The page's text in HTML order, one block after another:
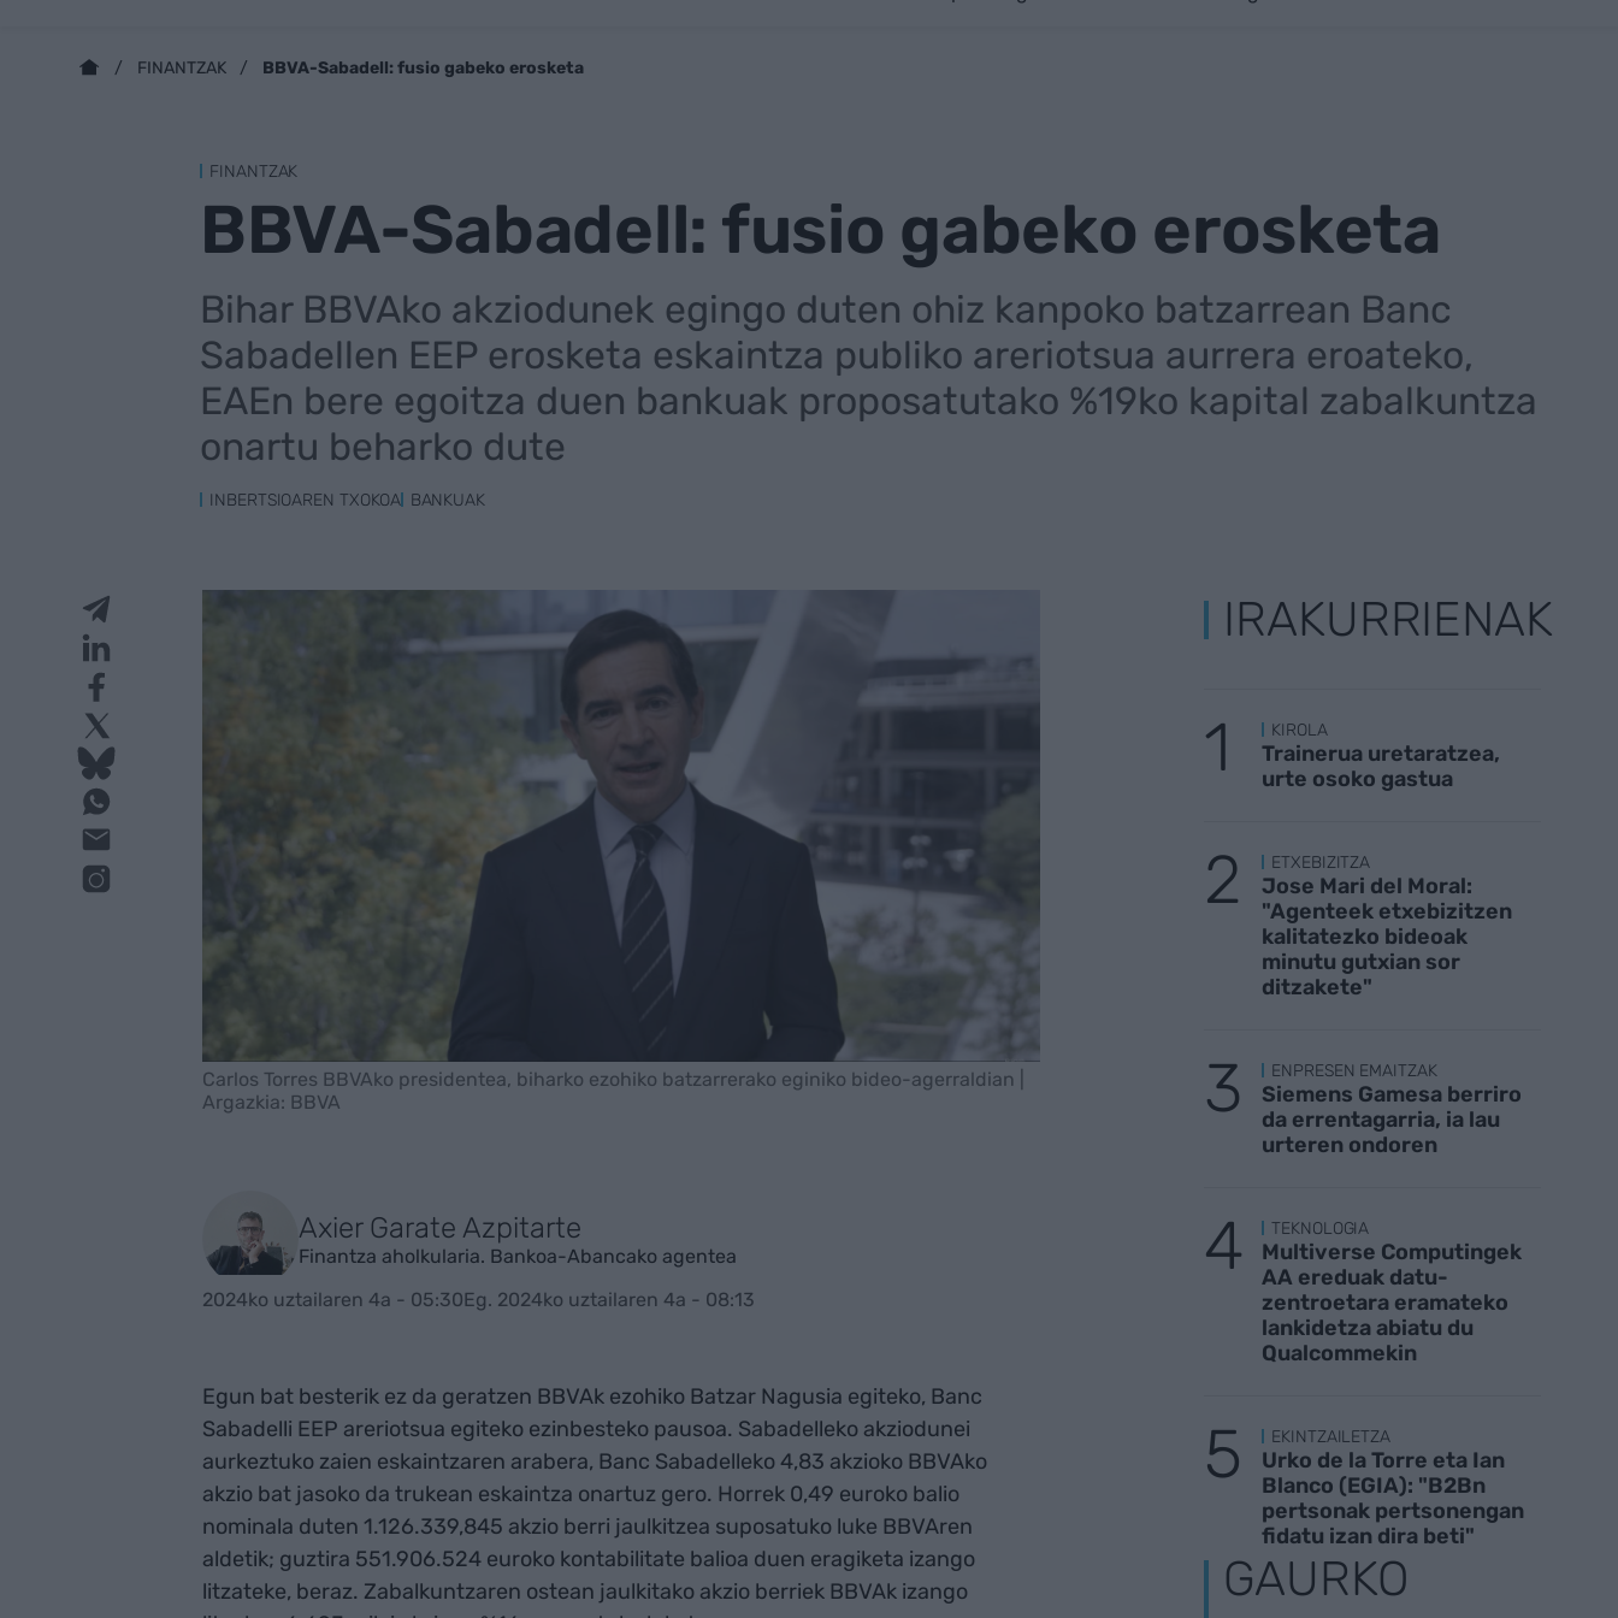
FINANTZAK BBVA-Sabadell: fusio gabeko erosketa
FINANTZAK
BBVA-Sabadell: fusio gabeko erosketa
Bihar BBVAko akziodunek egingo duten ohiz kanpoko batzarrean Banc
Sabadellen EEP erosketa eskaintza publiko areriotsua aurrera eroateko,
EAEn bere egoitza duen bankuak proposatutako %19ko kapital zabalkuntza
onartu beharko dute
INBERTSIOAREN TXOKOA BANKUAK
Carlos Torres BBVAko presidentea, biharko ezohiko batzarrerako eginiko bideo-agerraldian |
Argazkia: BBVA
Axier Garate Azpitarte
Finantza aholkularia. Bankoa-Abancako agentea
2024ko uztailaren 4a - 05:30Eg. 2024ko uztailaren 4a - 08:13
Egun bat besterik ez da geratzen BBVAk ezohiko Batzar Nagusia egiteko, Banc
Sabadelli EEP areriotsua egiteko ezinbesteko pausoa. Sabadelleko akziodunei
aurkeztuko zaien eskaintzaren arabera, Banc Sabadelleko 4,83 akzioko BBVAko
akzio bat jasoko da trukean eskaintza onartuz gero. Horrek 0,49 euroko balio
nominala duten 1.126.339,845 akzio berri jaulkitzea suposatuko luke BBVAren
aldetik; guztira 551.906.524 euroko kontabilitate balioa duen eragiketa izango
litzateke, beraz. Zabalkuntzaren ostean jaulkitako akzio berriek BBVAk izango
IRAKURRIENAK
KIROLA
Trainerua uretaratzea,
urte osoko gastua
ETXEBIZITZA
Jose Mari del Moral:
"Agenteek etxebizitzen
kalitatezko bideoak
minutu gutxian sor
ditzakete"
ENPRESEN EMAITZAK
Siemens Gamesa berriro
da errentagarria, ia lau
urteren ondoren
TEKNOLOGIA
Multiverse Computingek
AA ereduak datu-
zentroetara eramateko
lankidetza abiatu du
Qualcommekin
EKINTZAILETZA
Urko de la Torre eta Ian
Blanco (EGIA): "B2Bn
pertsonak pertsonengan
fidatu izan dira beti"
GAURKO